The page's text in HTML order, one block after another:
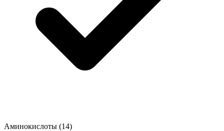
Аминокислоты (14)